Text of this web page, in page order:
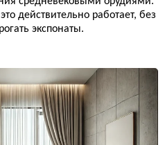
действительно работает, без
экспонаты.